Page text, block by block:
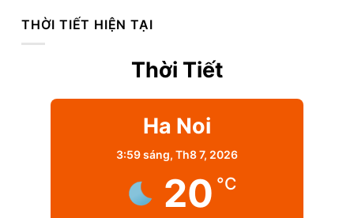
THỜI TIẾT HIỆN TẠI
Thời Tiết
Ha Noi
3:59 sáng, Th8 7, 2026
20 °C